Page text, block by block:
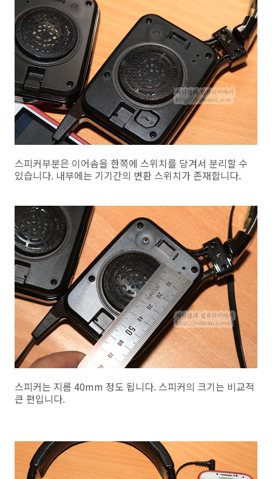
스피커부분은 이어솜을 한쪽에 스위치를 당겨서 분리할 수
있습니다. 내부에는 기기간의 변환 스위치가 존재합니다.
스피커는 지름 40mm 정도 됩니다. 스피커의 크기는 비교적
큰 편입니다.